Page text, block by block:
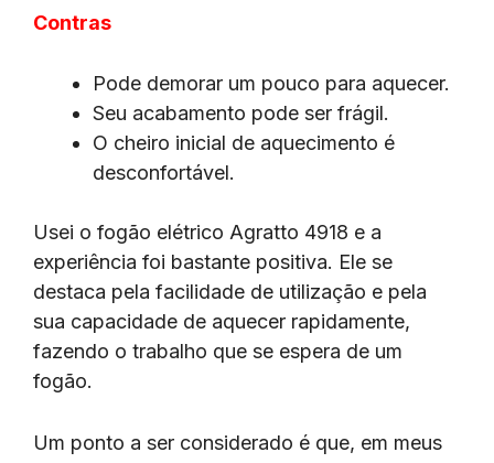
Contras
Pode demorar um pouco para aquecer.
Seu acabamento pode ser frágil.
O cheiro inicial de aquecimento é
desconfortável.
Usei o fogão elétrico Agratto 4918 e a
experiência foi bastante positiva. Ele se
destaca pela facilidade de utilização e pela
sua capacidade de aquecer rapidamente,
fazendo o trabalho que se espera de um
fogão.
Um ponto a ser considerado é que, em meus